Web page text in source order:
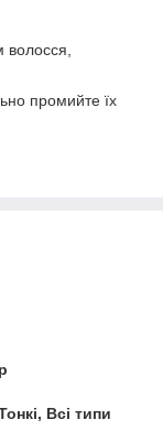
промийте їх
Всі типи